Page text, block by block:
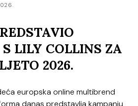
LILY COLLINS ZA
2026.
europska online multibrend
danas predstavlja kampanju